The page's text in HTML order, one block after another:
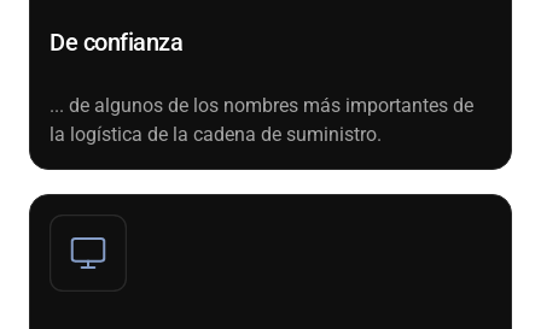
De confianza
... de algunos de los nombres más importantes de
la logística de la cadena de suministro.